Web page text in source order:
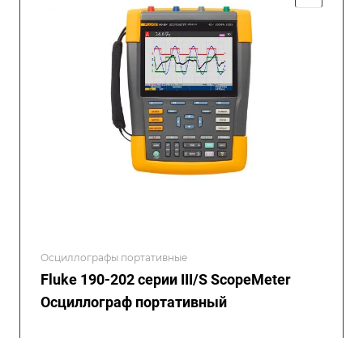
Осциллографы портативные
Fluke 190-202 серии III/S ScopeMeter
Осциллограф портативный